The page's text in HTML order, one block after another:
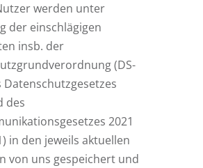
werden unter
der einschlägigen
insb. der
(DS-
Datenschutzgesetzes
des
2021
in den jeweils aktuellen
von uns gespeichert und